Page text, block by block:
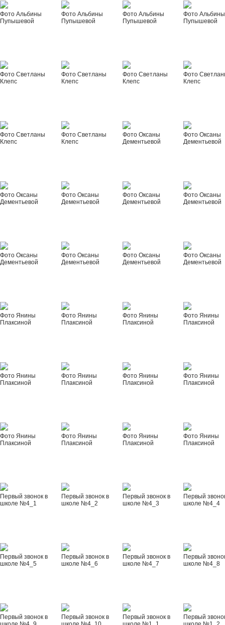
Фото Альбины
Пупышевой
Фото Альбины
Пупышевой
Фото Альбины
Пупышевой
Фото Альбины
Пупышевой
Фото Светланы
Клепс
Фото Светланы
Клепс
Фото Светланы
Клепс
Фото
Клепс
Фото Светланы
Клепс
Фото Светланы
Клепс
Фото Оксаны
Дементьевой
Фото Оксаны
Дементьевой
Фото Оксаны
Дементьевой
Фото Оксаны
Дементьевой
Фото Оксаны
Дементьевой
Фото Оксаны
Дементьевой
Фото Оксаны
Дементьевой
Фото Оксаны
Дементьевой
Фото Оксаны
Дементьевой
Фото Оксаны
Дементьевой
Фото Янины
Плаксиной
Фото Янины
Плаксиной
Фото Янины
Плаксиной
Фото Янины
Плаксиной
Фото Янины
Плаксиной
Фото Янины
Плаксиной
Фото Янины
Плаксиной
Фото Янины
Плаксиной
Фото Янины
Плаксиной
Фото Янины
Плаксиной
Фото Янины
Плаксиной
Фото Янины
Плаксиной
Первый звонок в
школе №4_1
Первый звонок в
школе №4_2
Первый звонок в
школе №4_3
Первый
школе №4_4
Первый звонок в
школе №4_5
Первый звонок в
школе №4_6
Первый звонок в
школе №4_7
Первый
школе №4_8
Первый звонок в
Первый звонок в
Первый звонок в
Первый